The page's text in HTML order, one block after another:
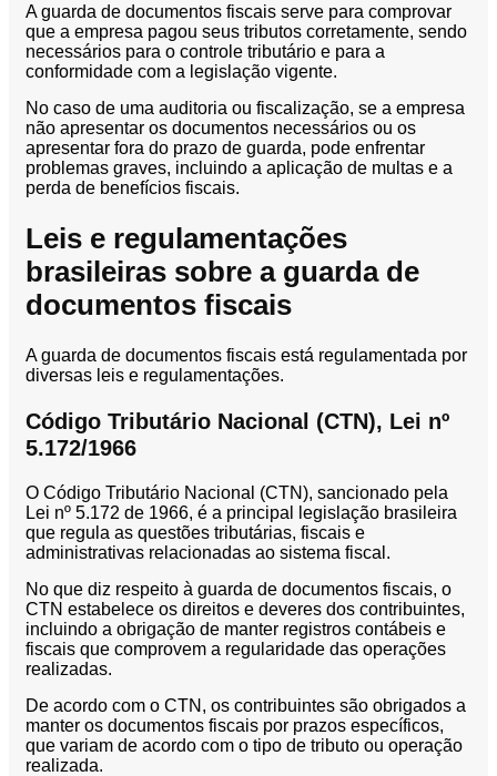
Dados
Blog
Orçamento
Trabalhe
Conosco
X
A guarda de documentos fiscais serve para comprovar
que a empresa pagou seus tributos corretamente, sendo
necessários para o controle tributário e para a
conformidade com a legislação vigente.
No caso de uma auditoria ou fiscalização, se a empresa
não apresentar os documentos necessários ou os
apresentar fora do prazo de guarda, pode enfrentar
problemas graves, incluindo a aplicação de multas e a
perda de benefícios fiscais.
Leis e regulamentações
brasileiras sobre a guarda de
documentos fiscais
A guarda de documentos fiscais está regulamentada por
diversas leis e regulamentações.
Código Tributário Nacional (CTN), Lei nº
5.172/1966
O Código Tributário Nacional (CTN), sancionado pela
Lei nº 5.172 de 1966, é a principal legislação brasileira
que regula as questões tributárias, fiscais e
administrativas relacionadas ao sistema fiscal.
No que diz respeito à guarda de documentos fiscais, o
CTN estabelece os direitos e deveres dos contribuintes,
incluindo a obrigação de manter registros contábeis e
fiscais que comprovem a regularidade das operações
realizadas.
De acordo com o CTN, os contribuintes são obrigados a
manter os documentos fiscais por prazos específicos,
que variam de acordo com o tipo de tributo ou operação
realizada.